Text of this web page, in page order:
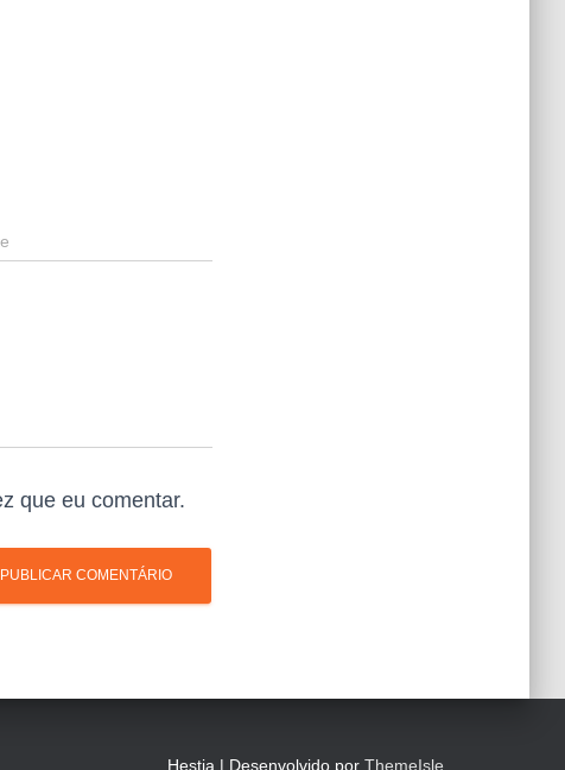
que eu comentar.
Hestia | Desenvolvido por ThemeIsle